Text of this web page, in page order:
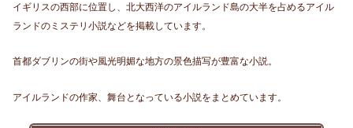
イギリスの西部に位置し、北大西洋のアイルランド島の大半を占めるアイル
ランドのミステリ小説などを掲載しています。
首都ダブリンの街や風光明媚な地方の景色描写が豊富な小説。
アイルランドの作家、舞台となっている小説をまとめています。